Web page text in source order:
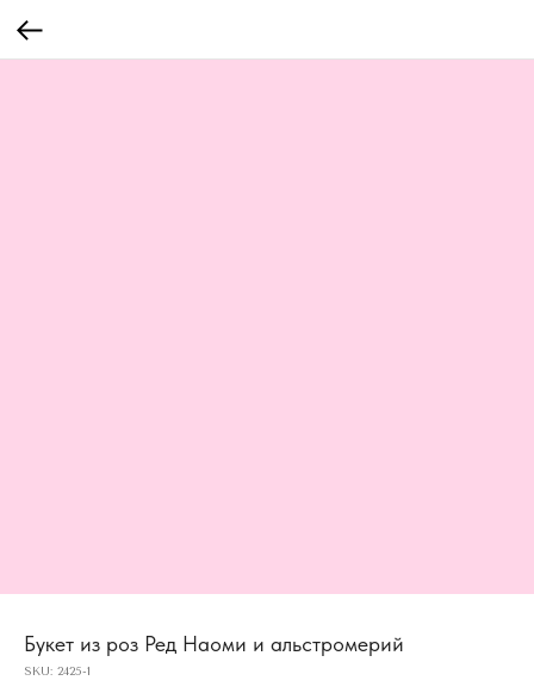
Букет из роз Ред Наоми и альстромерий
SKU: 2425-1